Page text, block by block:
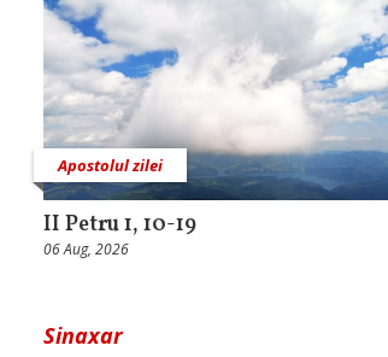
Apostolul zilei
II Petru 1, 10-19
06 Aug, 2026
Sinaxar